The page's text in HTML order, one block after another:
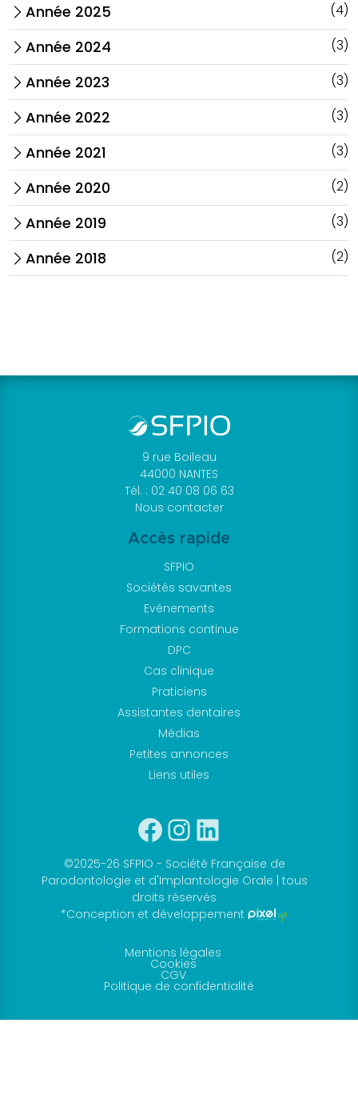
arrow_forward_ios Année 2025 (4)
arrow_forward_ios Année 2024 (3)
arrow_forward_ios Année 2023 (3)
arrow_forward_ios Année 2022 (3)
arrow_forward_ios Année 2021 (3)
arrow_forward_ios Année 2020 (2)
arrow_forward_ios Année 2019 (3)
arrow_forward_ios Année 2018 (2)
9 rue Boileau
44000 NANTES
Tél. : 02 40 08 06 63
Nous contacter
Accès rapide
SFPIO
Sociétés savantes
Evénements
Formations continue
DPC
Cas clinique
Praticiens
Assistantes dentaires
Médias
Petites annonces
Liens utiles
Facebook
Instagram
©2025-26 SFPIO - Société Française de
Parodontologie et d'Implantologie Orale | tous
droits réservés
*Conception et développement
Mentions légales
Cookies
CGV
Politique de confidentialité